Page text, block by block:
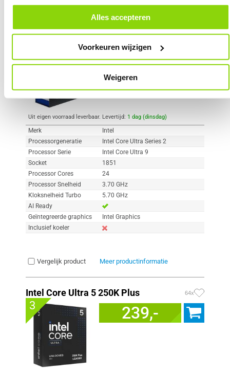
alle cookies. Je kunt je gegeven toestemming altijd intrekken, dit doe je
door in de footer van onze website te klikken op ‘Cookievoorkeuren’
Alles accepteren
Voorkeuren wijzigen
Weigeren
Intel Core Ultra 9 285K 417x
569,-
Uit eigen voorraad leverbaar. Levertijd: 1 dag (dinsdag)
Merk
Intel
Processorgeneratie
Intel Core Ultra Series 2
Processor Serie
Intel Core Ultra 9
Socket
1851
Processor Cores
24
Processor Snelheid
3.70 GHz
Kloksnelheid Turbo
5.70 GHz
AI Ready
Geïntegreerde graphics
Intel Graphics
Inclusief koeler
Vergelijk product Meer productinformatie
Intel Core Ultra 5 250K Plus 64x
3 239,-